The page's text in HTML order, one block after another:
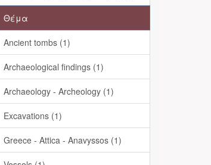
Θέμα
Ancient tombs (1)
Archaeological findings (1)
Archaeology - Archeology (1)
Excavations (1)
Greece - Attica - Anavyssos (1)